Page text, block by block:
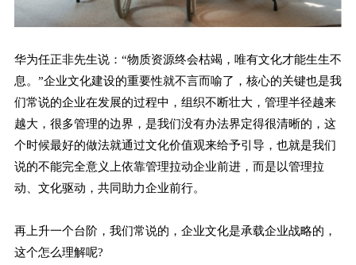
华为任正非先生说：“物质资源终会枯竭，唯有文化才能生生不
息。”企业文化建设的重要性就不言而喻了，核心的关键也是我
们常说的企业在发展的过程中，组织不断壮大，管理半径越来
越大，很多管理的边界，是我们没有办法界定得很清晰的，这
个时候最好的做法就通过文化价值观来给予引导，也就是我们
说的不能完全意义上依靠管理拉动企业前进，而是以管理拉
动、文化驱动，共同助力企业前行。
再上升一个台阶，我们常说的，企业文化是承载企业战略的，
这个怎么理解呢?